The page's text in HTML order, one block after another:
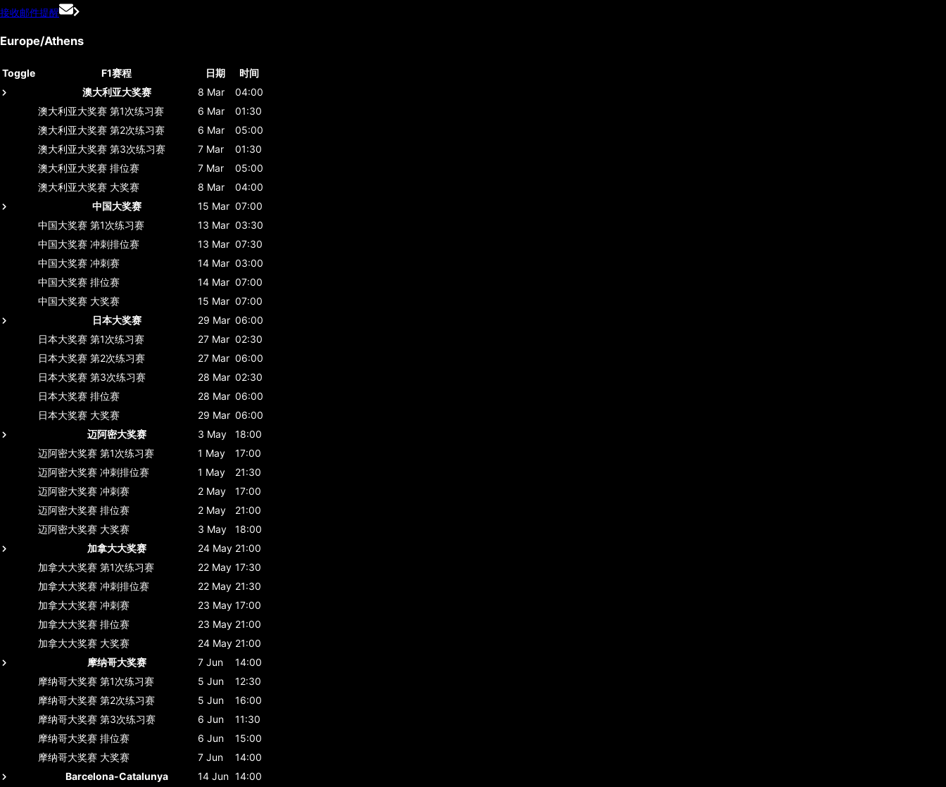
接收邮件提醒
Europe/Athens
Toggle F1赛程 日期
时间
澳大利亚大奖赛
8 Mar
04:00
澳大利亚大奖赛 第1次练习赛 6 Mar
01:30
澳大利亚大奖赛 第2次练习赛 6 Mar
05:00
澳大利亚大奖赛 第3次练习赛 7 Mar
01:30
澳大利亚大奖赛 排位赛 7 Mar
05:00
澳大利亚大奖赛 大奖赛 8 Mar
04:00
中国大奖赛
15 Mar 07:00
中国大奖赛 第1次练习赛 13 Mar 03:30
中国大奖赛 冲刺排位赛 13 Mar 07:30
中国大奖赛 冲刺赛 14 Mar 03:00
中国大奖赛 排位赛 14 Mar 07:00
中国大奖赛 大奖赛 15 Mar 07:00
日本大奖赛
29 Mar 06:00
日本大奖赛 第1次练习赛 27 Mar 02:30
日本大奖赛 第2次练习赛 27 Mar 06:00
日本大奖赛 第3次练习赛 28 Mar 02:30
日本大奖赛 排位赛 28 Mar 06:00
日本大奖赛 大奖赛 29 Mar 06:00
迈阿密大奖赛
3 May
18:00
迈阿密大奖赛 第1次练习赛 1 May
17:00
迈阿密大奖赛 冲刺排位赛 1 May
21:30
迈阿密大奖赛 冲刺赛 2 May
17:00
迈阿密大奖赛 排位赛 2 May
21:00
迈阿密大奖赛 大奖赛 3 May
18:00
加拿大大奖赛
24 May 21:00
加拿大大奖赛 第1次练习赛 22 May 17:30
加拿大大奖赛 冲刺排位赛 22 May 21:30
加拿大大奖赛 冲刺赛 23 May 17:00
加拿大大奖赛 排位赛 23 May 21:00
加拿大大奖赛 大奖赛 24 May 21:00
摩纳哥大奖赛
7 Jun
14:00
摩纳哥大奖赛 第1次练习赛 5 Jun
12:30
摩纳哥大奖赛 第2次练习赛 5 Jun
16:00
摩纳哥大奖赛 第3次练习赛 6 Jun
11:30
摩纳哥大奖赛 排位赛 6 Jun
15:00
摩纳哥大奖赛 大奖赛 7 Jun
14:00
Barcelona-Catalunya
14 Jun 14:00